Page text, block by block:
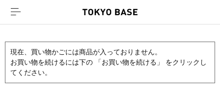
現在、買い物かごには商品が入っておりません。
お買い物を続けるには下の 「お買い物を続ける」 をクリックし
てください。